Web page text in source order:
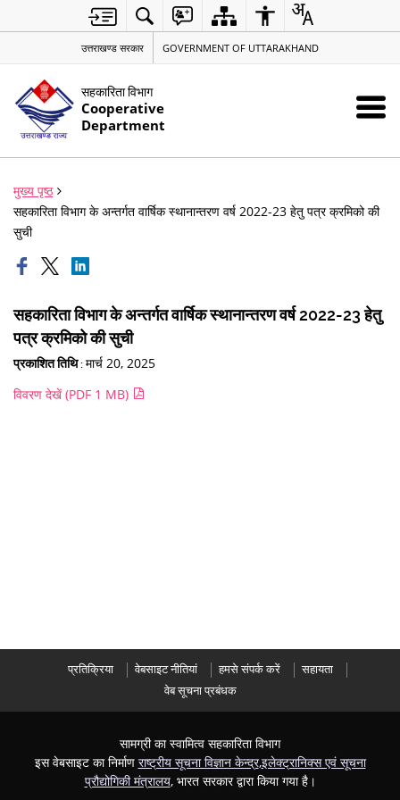
उत्तराखण्ड सरकार GOVERNMENT OF UTTARAKHAND
सहकारिता विभाग
Cooperative
Department
मुख्य पृष्ठ
सहकारिता विभाग के अन्तर्गत वार्षिक स्थानान्तरण वर्ष 2022-23 हेतु पत्र क्रमिको की
सुची
सहकारिता विभाग के अन्तर्गत वार्षिक स्थानान्तरण वर्ष 2022-23 हेतु
पत्र क्रमिको की सुची
प्रकाशित तिथि :मार्च 20, 2025
विवरण देखें (PDF 1 MB)
प्रतिक्रिया वेबसाइट नीतियां हमसे संपर्क करें
सहायता
वेब सूचना प्रबंधक
सामग्री का स्वामित्व सहकारिता विभाग
इस वेबसाइट का निर्माण राष्ट्रीय सूचना विज्ञान केन्द्र,इलेक्ट्रानिक्स एवं सूचना
प्रौद्योगिकी मंत्रालय, भारत सरकार द्वारा किया गया है।